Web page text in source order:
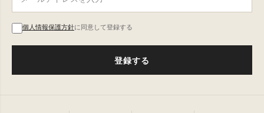
個人情報保護方針に同意して登録する
登録する